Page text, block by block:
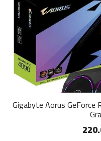
Gigabyte Aorus GeForce